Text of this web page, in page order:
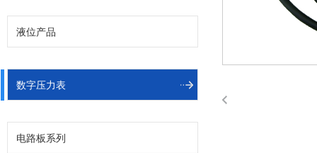
液位产品
数字压力表
电路板系列